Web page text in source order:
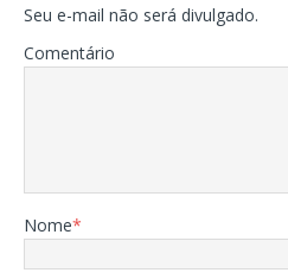
Seu e-mail não será divulgado.
Comentário
Nome*